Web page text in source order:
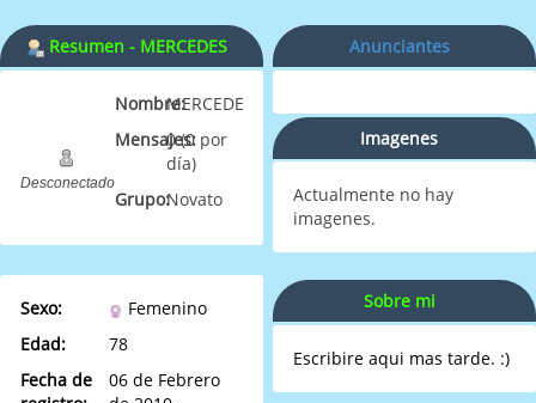
Resumen - MERCEDES
Desconectado
Nombre:MERCEDES
Mensajes:0 (0 por
día)
Grupo:Novato
Sexo:
Femenino
Edad:
78
Fecha de
06 de Febrero
Anunciantes
Imagenes
Actualmente no hay
imagenes.
Sobre mi
Escribire aqui mas tarde. :)